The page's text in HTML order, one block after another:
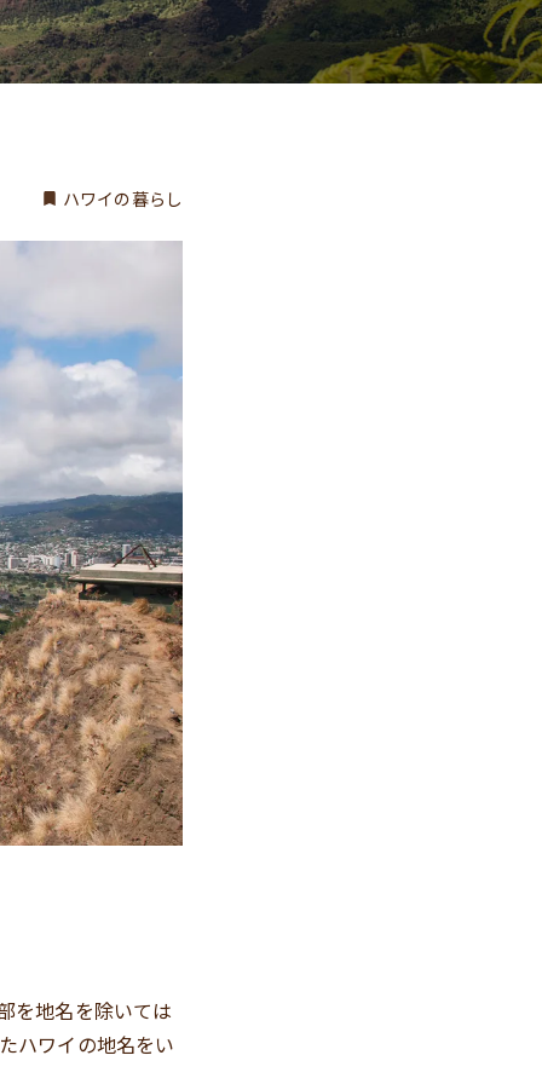
ハワイの暮らし
を地名を除いては
ハワイの地名をい